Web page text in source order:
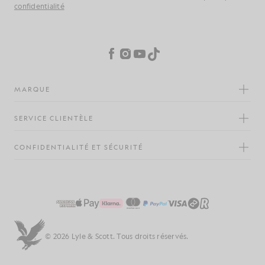
confidentialité
Facebook
Instagram
YouTube
TikTok
MARQUE
SERVICE CLIENTÈLE
CONFIDENTIALITÉ ET SÉCURITÉ
© 2026 Lyle & Scott. Tous droits réservés.